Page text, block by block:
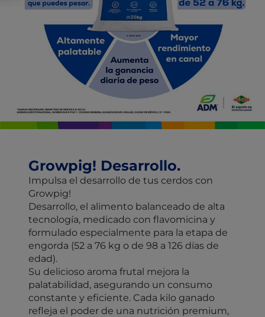
Growpig! Desarrollo.
Impulsa el desarrollo de tus cerdos con
Growpig!
Desarrollo, el alimento balanceado de alta
tecnología, medicado con flavomicina y
formulado especialmente para la etapa de
engorda (52 a 76 kg o de 98 a 126 días de
edad).
Su delicioso aroma frutal mejora la
palatabilidad, asegurando un consumo
constante y eficiente. Cada kilo ganado
refleja el poder de una nutrición premium,